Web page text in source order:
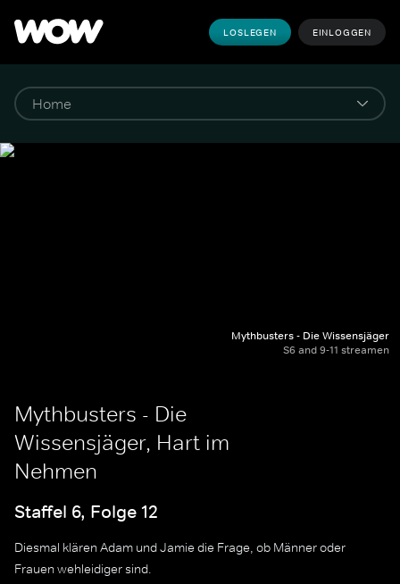
LOSLEGEN EINLOGGEN
Mythbusters - Die Wissensjäger
S6 and 9-11 streamen
Mythbusters - Die
Wissensjäger, Hart im
Nehmen
Staffel 6, Folge 12
Diesmal klären Adam und Jamie die Frage, ob Männer oder
Frauen wehleidiger sind.